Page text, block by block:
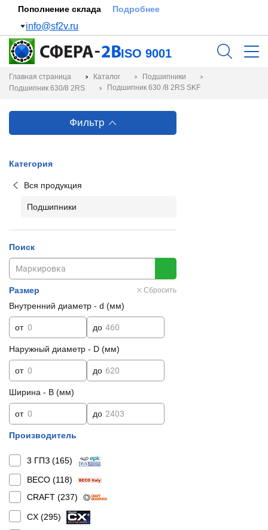
Пополнение склада Подробнее
info@sf2v.ru
ISO 9001
Главная страница Каталог
Подшипники
Подшипник 630/8 2RS
Подшипник 630 /8 2RS SKF
Фильтр
Категория
Вся продукция
Подшипники
Поиск
Размер Сбросить
Внутренний диаметр - d (мм)
от до
Наружный диаметр - D (мм)
от до
Ширина - B (мм)
от до
Производитель
3 ГПЗ (165)
BECO (118)
CRAFT (237)
CX (295)